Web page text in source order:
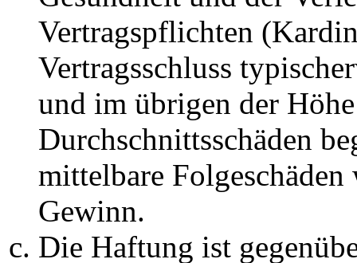
Vertragspflichten
Vertragsschluss
und im übrigen der
Durchschnittsschäden
mittelbare Folgeschäden
Gewinn.
Die Haftung ist